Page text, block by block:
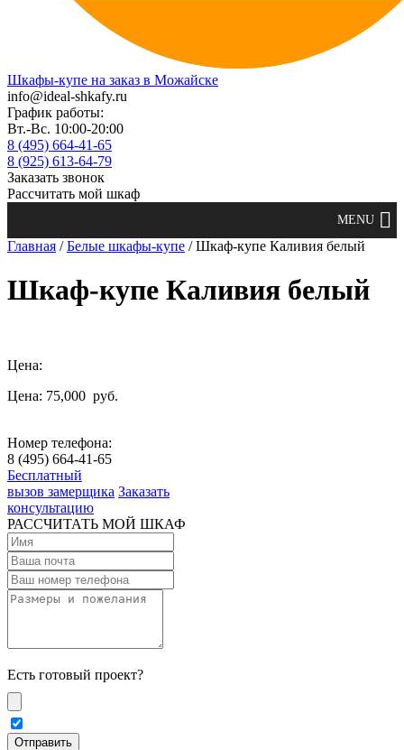
Шкафы-купе на заказ в Можайске
info@ideal-shkafy.ru
График работы:
Вт.-Вс. 10:00-20:00
8 (495) 664-41-65
8 (925) 613-64-79
Заказать звонок
Рассчитать мой шкаф
Главная /Белые шкафы-купе / Шкаф-купе Каливия белый
Шкаф-купе Каливия белый
Цена:
Цена: 75,000 руб.
Номер телефона:
8 (495) 664-41-65
Бесплатный
вызов замерщика Заказать
консультацию
РАССЧИТАТЬ МОЙ ШКАФ
Есть готовый проект?